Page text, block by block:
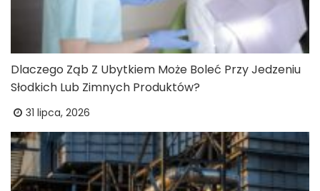
Dlaczego Ząb Z Ubytkiem Może Boleć Przy Jedzeniu
Słodkich Lub Zimnych Produktów?
31 lipca, 2026